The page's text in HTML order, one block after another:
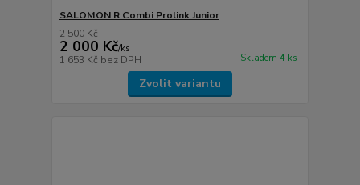
SALOMON R Combi Prolink Junior
2 500 Kč
2 000 Kč/ks
1 653 Kč bez DPH Skladem 4 ks
Zvolit variantu